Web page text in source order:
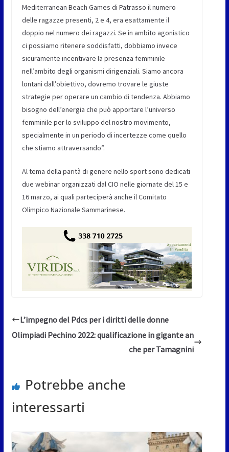
Mediterranean Beach Games di Patrasso il numero
delle ragazze presenti, 2 e 4, era esattamente il
doppio nel numero dei ragazzi. Se in ambito agonistico
ci possiamo ritenere soddisfatti, dobbiamo invece
sicuramente incentivare la presenza femminile
nell’ambito degli organismi dirigenziali. Siamo ancora
lontani dall’obiettivo, dovremo trovare le giuste
strategie per operare un cambio di tendenza. Abbiamo
bisogno dell’energia che può apportare l’universo
femminile per lo sviluppo del nostro movimento,
specialmente in un periodo di incertezze come quello
che stiamo attraversando”.
Al tema della parità di genere nello sport sono dedicati
due webinar organizzati dal CIO nelle giornate del 15 e
16 marzo, ai quali parteciperà anche il Comitato
Olimpico Nazionale Sammarinese.
L’impegno del Pdcs per i diritti delle donne
Olimpiadi Pechino 2022: qualificazione in gigante an
che per Tamagnini
Potrebbe anche
interessarti